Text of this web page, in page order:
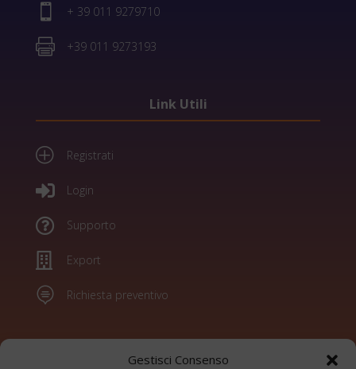
Gestisci Consenso
 + 39 011 9279710
 +39 011 9273193
Link Utili
P Registrati
 Login
 Supporto
 Export
 Richiesta preventivo
Marchi